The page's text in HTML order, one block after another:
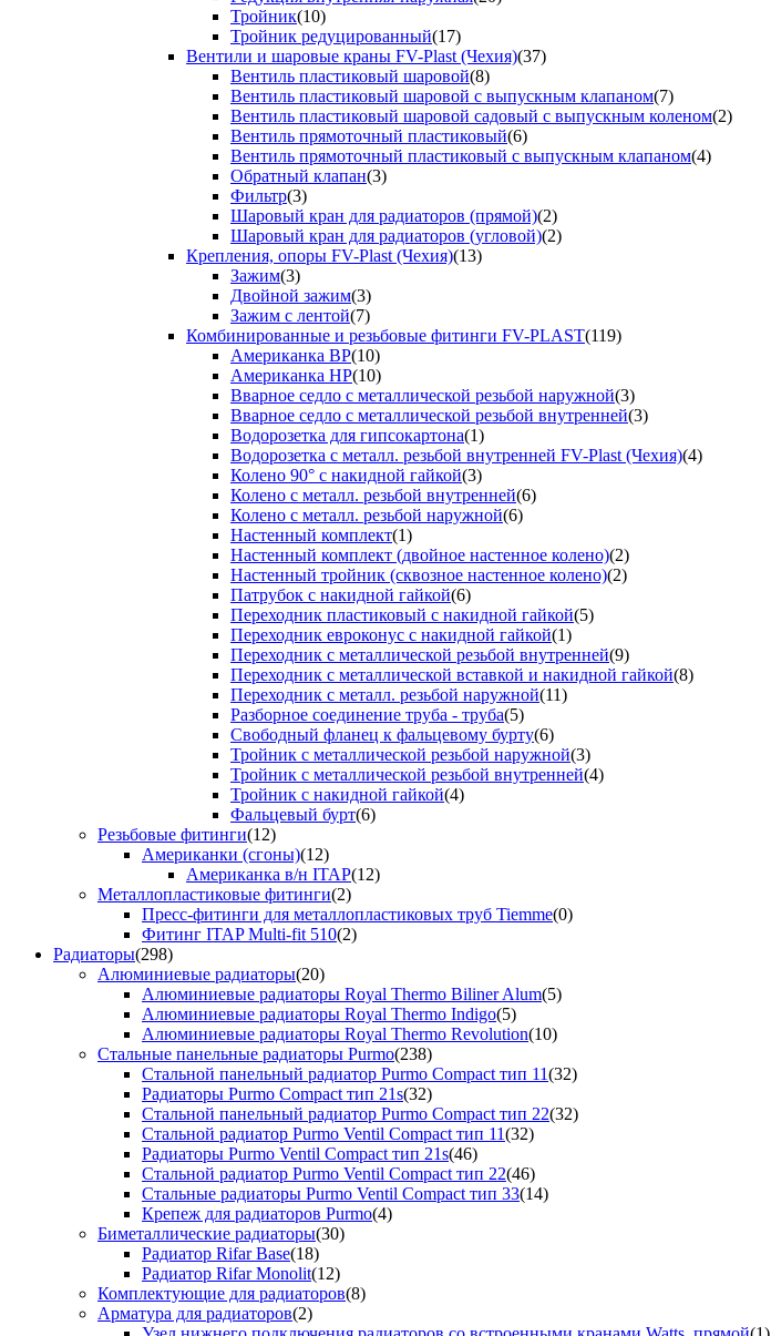
Тройник(10)
Тройник редуцированный(17)
Вентили и шаровые краны FV-Plast (Чехия)(37)
Вентиль пластиковый шаровой(8)
Вентиль пластиковый шаровой с выпускным клапаном(7)
Вентиль пластиковый шаровой садовый с выпускным коленом(2)
Вентиль прямоточный пластиковый(6)
Вентиль прямоточный пластиковый с выпускным клапаном(4)
Обратный клапан(3)
Фильтр(3)
Шаровый кран для радиаторов (прямой)(2)
Шаровый кран для радиаторов (угловой)(2)
Крепления, опоры FV-Plast (Чехия)(13)
Зажим(3)
Двойной зажим(3)
Зажим с лентой(7)
Комбинированные и резьбовые фитинги FV-PLAST(119)
Американка ВР(10)
Американка НР(10)
Вварное седло с металлической резьбой наружной(3)
Вварное седло с металлической резьбой внутренней(3)
Водорозетка для гипсокартона(1)
Водорозетка с металл. резьбой внутренней FV-Plast (Чехия)(4)
Колено 90° с накидной гайкой(3)
Колено с металл. резьбой внутренней(6)
Колено с металл. резьбой наружной(6)
Настенный комплект(1)
Настенный комплект (двойное настенное колено)(2)
Настенный тройник (сквозное настенное колено)(2)
Патрубок с накидной гайкой(6)
Переходник пластиковый с накидной гайкой(5)
Переходник евроконус с накидной гайкой(1)
Переходник с металлической резьбой внутренней(9)
Переходник с металлической вставкой и накидной гайкой(8)
Переходник с металл. резьбой наружной(11)
Разборное соединение труба - труба(5)
Свободный фланец к фальцевому бурту(6)
Тройник с металлической резьбой наружной(3)
Тройник с металлической резьбой внутренней(4)
Тройник с накидной гайкой(4)
Фальцевый бурт(6)
Резьбовые фитинги(12)
Американки (сгоны)(12)
Американка в/н ITAP(12)
Металлопластиковые фитинги(2)
Пресс-фитинги для металлопластиковых труб Tiemme(0)
Фитинг ITAP Multi-fit 510(2)
Радиаторы(298)
Алюминиевые радиаторы(20)
Алюминиевые радиаторы Royal Thermo Biliner Alum(5)
Алюминиевые радиаторы Royal Thermo Indigo(5)
Алюминиевые радиаторы Royal Thermo Revolution(10)
Стальные панельные радиаторы Purmo(238)
Стальной панельный радиатор Purmo Compact тип 11(32)
Радиаторы Purmo Compact тип 21s(32)
Стальной панельный радиатор Purmo Compact тип 22(32)
Стальной радиатор Purmo Ventil Compact тип 11(32)
Радиаторы Purmo Ventil Compact тип 21s(46)
Стальной радиатор Purmo Ventil Compact тип 22(46)
Стальные радиаторы Purmo Ventil Compact тип 33(14)
Крепеж для радиаторов Purmo(4)
Биметаллические радиаторы(30)
Радиатор Rifar Base(18)
Радиатор Rifar Monolit(12)
Комплектующие для радиаторов(8)
Арматура для радиаторов(2)